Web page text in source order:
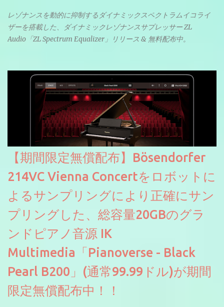
レゾナンスを動的に抑制するダイナミックスペクトラムイコライ
ザーを搭載した、ダイナミックレゾナンスサプレッサー ZL
Audio「ZL Spectrum Equalizer」リリース & 無料配布中。
【期間限定無償配布】Bösendorfer
214VC Vienna Concertをロボットに
よるサンプリングにより正確にサン
プリングした、総容量20GBのグラ
ンドピアノ音源 IK
Multimedia「Pianoverse - Black
Pearl B200」(通常99.99ドル)が期間
限定無償配布中！！